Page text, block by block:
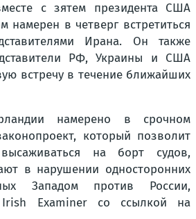
с зятем президента США
намерен в четверг встретиться
Ирана. Он также
РФ, Украины и США
встречу в течение ближайших
намерено в срочном
который позволит
на борт судов,
в нарушении односторонних
Западом против России,
Irish Examiner со ссылкой на